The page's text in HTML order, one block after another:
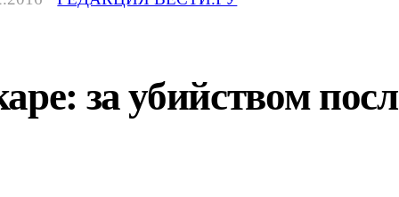
за убийством